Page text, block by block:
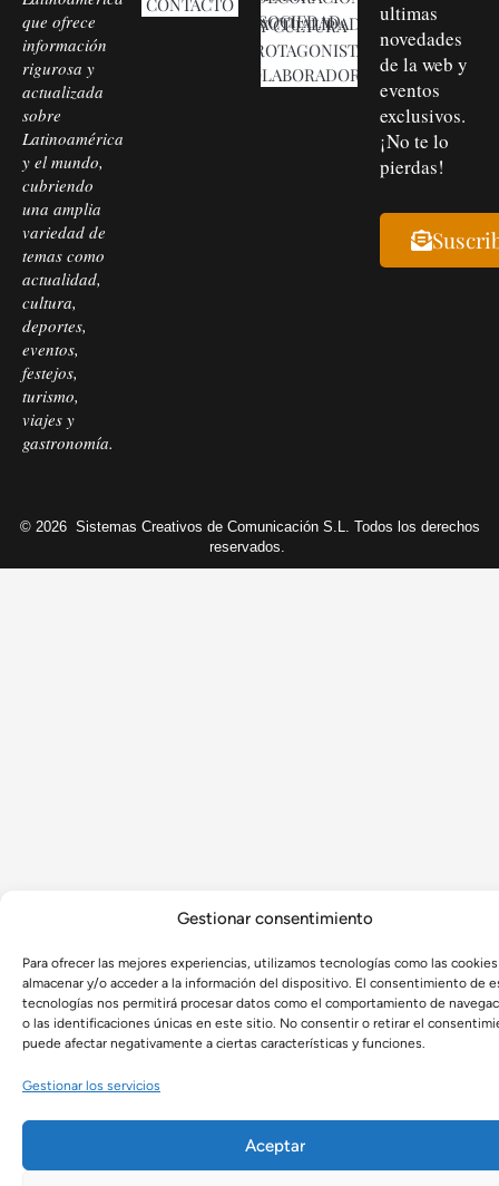
Gestionar consentimiento
Para ofrecer las mejores experiencias, utilizamos tecnologías como las cookies
almacenar y/o acceder a la información del dispositivo. El consentimiento de
tecnologías nos permitirá procesar datos como el comportamiento de
o las identificaciones únicas en este sitio. No consentir o retirar el
puede afectar negativamente a ciertas características y funciones.
Gestionar los servicios
Aceptar
que ofrece
información
rigurosa y
actualizada
sobre
Latinoamérica
y el mundo,
cubriendo
una amplia
variedad de
temas como
actualidad,
cultura,
deportes,
eventos,
festejos,
turismo,
viajes y
gastronomía.
SOCIEDAD, ACTUALIDAD Y CULTURA
PROTAGONISTAS
COLABORADORES
ultimas
novedades
de la web y
eventos
exclusivos.
¡No te lo
pierdas!
© 2026 Sistemas Creativos de Comunicación S.L. Todos los derechos
reservados.